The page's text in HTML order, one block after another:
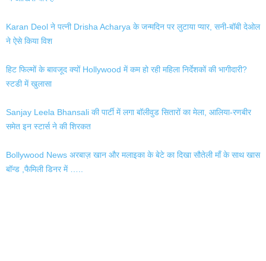
Karan Deol ने पत्नी Drisha Acharya के जन्मदिन पर लुटाया प्यार, सनी-बॉबी देओल
ने ऐसे किया विश
हिट फिल्मों के बावजूद क्यों Hollywood में कम हो रही महिला निर्देशकों की भागीदारी?
स्टडी में खुलासा
Sanjay Leela Bhansali की पार्टी में लगा बॉलीवुड सितारों का मेला, आलिया-रणबीर
समेत इन स्टार्स ने की शिरकत
Bollywood News अरबाज़ खान और मलाइका के बेटे का दिखा सौतेली माँ के साथ खास
बॉन्ड ,फैमिली डिनर में …..